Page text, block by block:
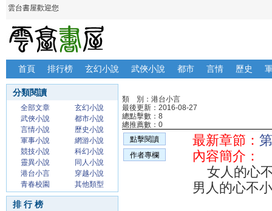
雲台書屋歡迎您
首頁 排行榜 玄幻小說 武俠小說 都市 言情 歷史
分類閱讀
全部文章
玄幻小說
武俠小說
都市小說
言情小說
歷史小說
軍事小說
網游小說
競技小說
科幻小說
靈異小說
同人小說
港台小言
穿越小說
青春校園
其他類型
排 行 榜
類 別：港台小言
最後更新：2016-08-27
總點擊數：8
總推薦數：0
點擊閱讀
作者專欄
最新章節：
內容簡介：
女人的心
男人的心不